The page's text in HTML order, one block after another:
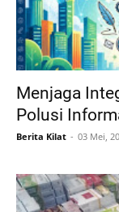
Menjaga
Polusi
Berita Kilat 03 Mei,